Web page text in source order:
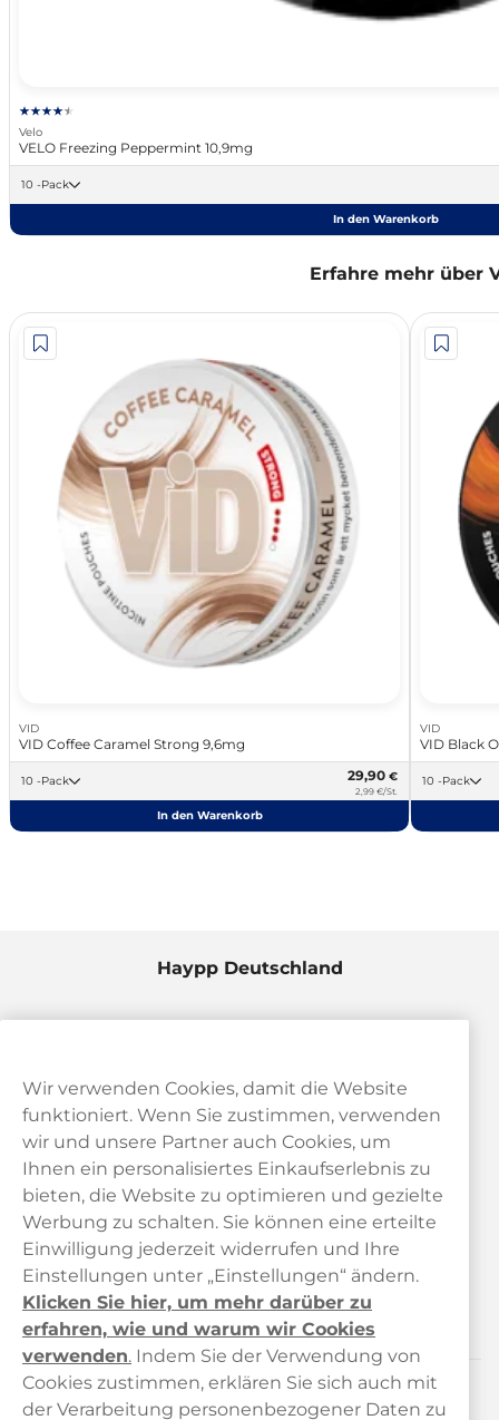
Velo
VELO Freezing Peppermint 10,9mg
10 -Pack
In den Warenkorb
Erfahre mehr über
VID
VID Coffee Caramel Strong 9,6mg
10 -Pack 29,90 €
2,99 €/St.
In den Warenkorb
VID
VID Black
10 -Pack
Haypp Deutschland
Kontaktiere uns!
Kundendienst
Links
Über uns
Wir verwenden Cookies, damit die Website
funktioniert. Wenn Sie zustimmen, verwenden
wir und unsere Partner auch Cookies, um
Ihnen ein personalisiertes Einkaufserlebnis zu
bieten, die Website zu optimieren und gezielte
Werbung zu schalten. Sie können eine erteilte
Einwilligung jederzeit widerrufen und Ihre
Einstellungen unter „Einstellungen“ ändern.
Klicken Sie hier, um mehr darüber zu
erfahren, wie und warum wir Cookies
verwenden. Indem Sie der Verwendung von
Cookies zustimmen, erklären Sie sich auch mit
der Verarbeitung personenbezogener Daten zu